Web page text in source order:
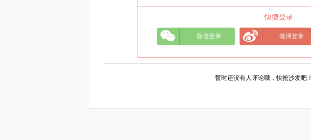
快捷登录
微信登录 微博登录
暂时还没有人评论哦，快抢沙发吧！